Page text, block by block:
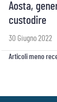
Aosta,
custodire
30 Giugno 2022
Articoli meno